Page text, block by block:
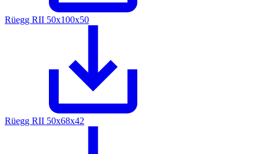
Rüegg RII 50x100x50
Rüegg RII 50x68x42